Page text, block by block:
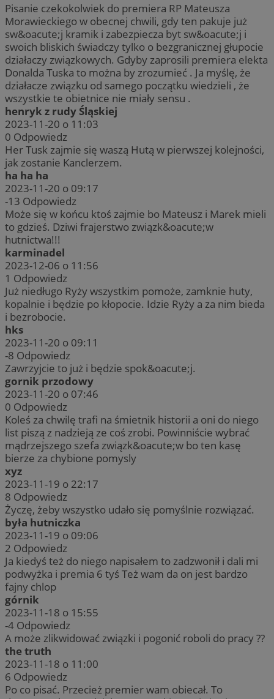
Pisanie czekokolwiek do premiera RP Mateusza
Morawieckiego w obecnej chwili, gdy ten pakuje już
sw&oacute;j kramik i zabezpiecza byt sw&oacute;j i
swoich bliskich świadczy tylko o bezgranicznej głupocie
działaczy związkowych. Gdyby zaprosili premiera elekta
Donalda Tuska to można by zrozumieć . Ja myślę, że
działacze związku od samego początku wiedzieli , że
wszystkie te obietnice nie miały sensu .
henryk z rudy Śląskiej
2023-11-20 o 11:03
0 Odpowiedz
Her Tusk zajmie się waszą Hutą w pierwszej kolejności,
jak zostanie Kanclerzem.
ha ha ha
2023-11-20 o 09:17
-13 Odpowiedz
Może się w końcu ktoś zajmie bo Mateusz i Marek mieli
to gdzieś. Dziwi frajerstwo związk&oacute;w
hutnictwa!!!
karminadel
2023-12-06 o 11:56
1 Odpowiedz
Już niedługo Ryży wszystkim pomoże, zamknie huty,
kopalnie i będzie po kłopocie. Idzie Ryży a za nim bieda
i bezrobocie.
hks
2023-11-20 o 09:11
-8 Odpowiedz
Zawrzyjcie to już i będzie spok&oacute;j.
gornik przodowy
2023-11-20 o 07:46
0 Odpowiedz
Koleś za chwilę trafi na śmietnik historii a oni do niego
list piszą z nadzieją ze coś zrobi. Powinniście wybrać
mądrzejszego szefa związk&oacute;w bo ten kasę
bierze za chybione pomysly
xyz
2023-11-19 o 22:17
8 Odpowiedz
Życzę, żeby wszystko udało się pomyślnie rozwiązać.
była hutniczka
2023-11-19 o 09:06
2 Odpowiedz
Ja kiedyś też do niego napisałem to zadzwonił i dali mi
podwyżka i premia 6 tyś Też wam da on jest bardzo
fajny chlop
górnik
2023-11-18 o 15:55
-4 Odpowiedz
A może zlikwidować związki i pogonić roboli do pracy ??
the truth
2023-11-18 o 11:00
6 Odpowiedz
Po co pisać. Przecież premier wam obiecał. To